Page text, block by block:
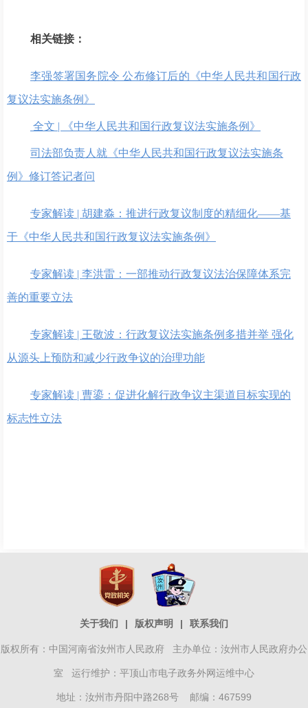
相关链接：
李强签署国务院令 公布修订后的《中华人民共和国行政
复议法实施条例》
全文 | 《中华人民共和国行政复议法实施条例》
司法部负责人就《中华人民共和国行政复议法实施条
例》修订答记者问
专家解读 | 胡建淼：推进行政复议制度的精细化——基
于《中华人民共和国行政复议法实施条例》
专家解读 | 李洪雷：一部推动行政复议法治保障体系完
善的重要立法
专家解读 | 王敬波：行政复议法实施条例多措并举 强化
从源头上预防和减少行政争议的治理功能
专家解读 | 曹鎏：促进化解行政争议主渠道目标实现的
标志性立法
关于我们 | 版权声明 | 联系我们
版权所有：中国河南省汝州市人民政府 主办单位：汝州市人民政府办公
室 运行维护：平顶山市电子政务外网运维中心
地址：汝州市丹阳中路268号 邮编：467599